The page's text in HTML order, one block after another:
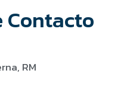
Contacto
RM